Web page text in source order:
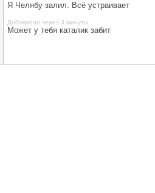
Я Челябу залил. Всё устраивает
Добавлено через 3 минуты
Может у тебя каталик забит